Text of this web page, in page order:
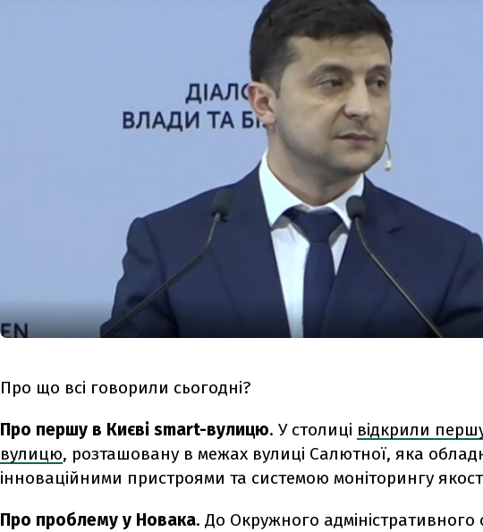
Про що всі говорили сьогодні?
Про першу в Києві smart-вулицю. У столиці відкрили
вулицю, розташовану в межах вулиці Салютної, яка
інноваційними пристроями та системою моніторингу
Про проблему у Новака. До Окружного адміністративного